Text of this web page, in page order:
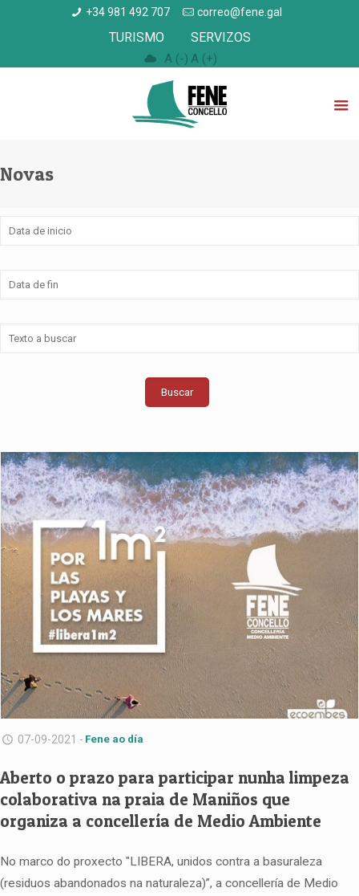
+34 981 492 707 correo@fene.gal
TURISMO SERVIZOS
A (-) A (+)
Novas
Buscar
07-09-2021 - Fene ao día
Aberto o prazo para participar nunha limpeza
colaborativa na praia de Maniños que
organiza a concellería de Medio Ambiente
No marco do proxecto "LIBERA, unidos contra a basuraleza
(residuos abandonados na naturaleza)”, a concellería de Medio